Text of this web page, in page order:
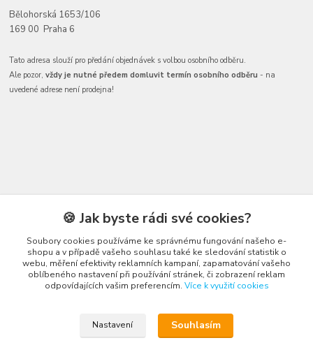
Bělohorská 1653/106
169 00 Praha 6
Tato adresa slouží pro předání objednávek s volbou osobního odběru.
Ale pozor,vždy je nutné předem domluvit termín osobního odběru - na
uvedené adrese není prodejna!
Kontakty
🍪 Jak byste rádi své cookies?
Soubory cookies používáme ke správnému fungování našeho e-
shopu a v případě vašeho souhlasu také ke sledování statistik o
webu, měření efektivity reklamních kampaní, zapamatování vašeho
oblíbeného nastavení při používání stránek, či zobrazení reklam
odpovídajících vašim preferencím. Více k využití cookies
Nastavení Souhlasím